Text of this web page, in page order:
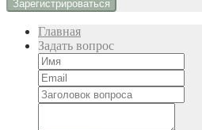
Главная
Задать вопрос